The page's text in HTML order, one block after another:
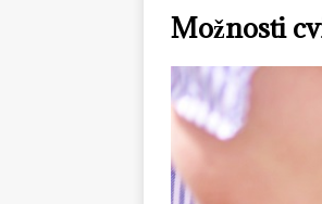
Možnosti